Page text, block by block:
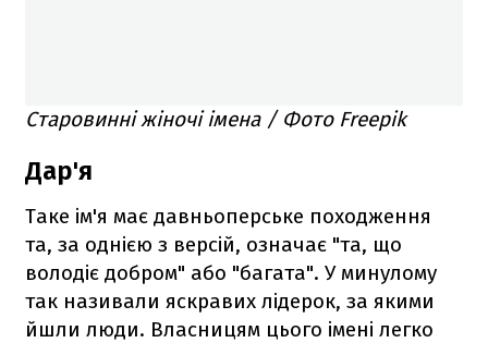
Старовинні жіночі імена / Фото Freepik
Дар'я
Таке ім'я має давньоперське походження
та, за однією з версій, означає "та, що
володіє добром" або "багата". У минулому
так називали яскравих лідерок, за якими
йшли люди. Власницям цього імені легко